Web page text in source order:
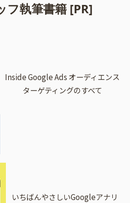
フ執筆書籍 [PR]
Inside Google Ads オーディエンス
ターゲティングのすべて
いちばんやさしいGoogleアナリ